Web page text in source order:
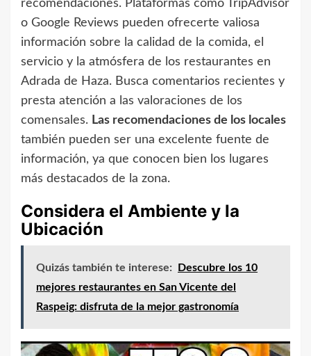
recomendaciones. Plataformas como TripAdvisor
o Google Reviews pueden ofrecerte valiosa
información sobre la calidad de la comida, el
servicio y la atmósfera de los restaurantes en
Adrada de Haza. Busca comentarios recientes y
presta atención a las valoraciones de los
comensales. Las recomendaciones de los locales
también pueden ser una excelente fuente de
información, ya que conocen bien los lugares
más destacados de la zona.
Considera el Ambiente y la
Ubicación
Quizás también te interese:
Descubre los 10
mejores restaurantes en San Vicente del
Raspeig: disfruta de la mejor gastronomía